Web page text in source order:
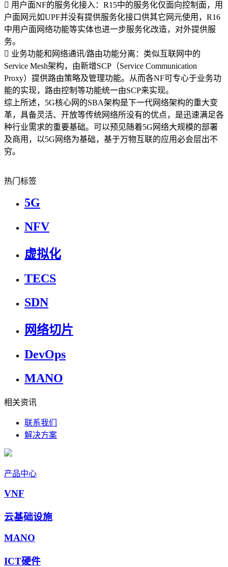
 用户面NF的服务化接入：R15中的服务化仅面向控制面，用
户面网元如UPF并没有提供服务化接口供其它网元使用，R16
中用户面网络功能等实体也进一步服务化改造，对外提供服
务。
 业务功能和网络通讯/路由功能分离：类似互联网中的
Service Mesh架构，由新增SCP（Service Communication
Proxy）提供路由策略及管理功能。从而各NF可专心于业务功
能的实现，路由控制等功能统一由SCP来实现。
综上所述，5G核心网的SBA架构是下一代网络架构的重大变
革，具备灵活、开放等传统网络所没有的优点，是迅速满足各
种行业需求的重要基础。可以预见随着5G网络大规模的部署
及商用，以5G网络为基础，基于万物互联的应用必会层出不
穷。
热门标签
5G
NFV
虚拟化
TECS
SDN
网络切片
DevOps
MANO
相关资讯
联系我们
解决方案
产品中心
VNF
云基础设施
MANO
ICT硬件